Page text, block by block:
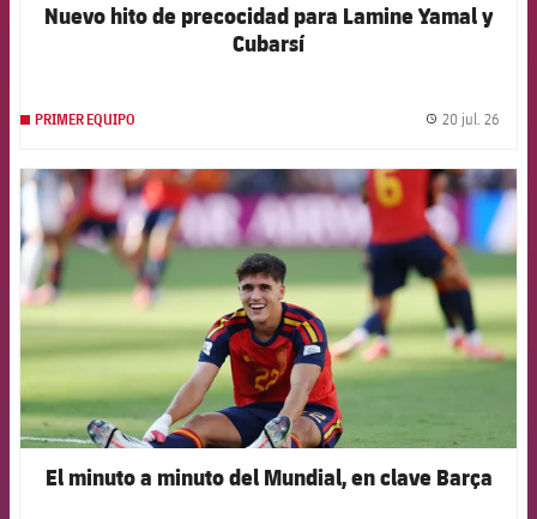
Nuevo hito de precocidad para Lamine Yamal y
Cubarsí
PRIMER EQUIPO 20 jul. 26
FCB Barcelona badge
El minuto a minuto del Mundial, en clave Barça